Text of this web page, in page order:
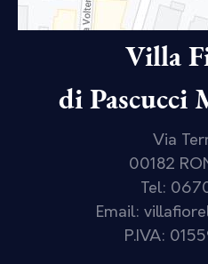
Villa
di Pascucci
Via
00182
Tel:
Email:
P.IVA: